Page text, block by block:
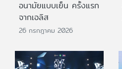
อนามัยแบบเย็น ครั้งแรก
จากเอลิส
26 กรกฎาคม 2026